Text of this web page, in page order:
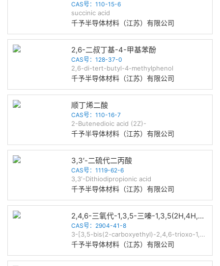
CAS号：110-15-6
succinic acid
千予半导体材料（江苏）有限公司
2,6-二叔丁基-4-甲基苯酚
CAS号：128-37-0
2,6-di-tert-butyl-4-methylphenol
千予半导体材料（江苏）有限公司
顺丁烯二酸
CAS号：110-16-7
2-Butenedioic acid (2Z)-
千予半导体材料（江苏）有限公司
3,3′-二硫代二丙酸
CAS号：1119-62-6
3,3′-Dithiodipropionic acid
千予半导体材料（江苏）有限公司
2,4,6-三氧代-1,3,5-三嗪-1,3,5(2H,4H,6H)-三丙酸
CAS号：2904-41-8
3-[3,5-bis(2-carboxyethyl)-2,4,6-trioxo-1,3,5-triazinan-1-yl]propanoic acid
千予半导体材料（江苏）有限公司